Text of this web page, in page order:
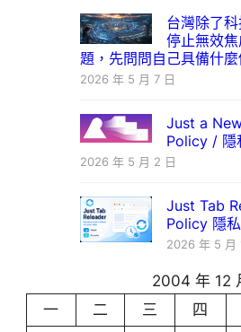
台灣除了
停止無效
題，先問問自己具備什麼
2026 年 5 月 7 日
Just a
Policy / 隱
2026 年 5 月 2 日
Just Tab
Policy 隱
2026 年 5 月
2004 年 12
一
二 三 四